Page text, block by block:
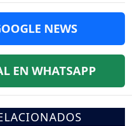
NEWS
EN WHATSAPP